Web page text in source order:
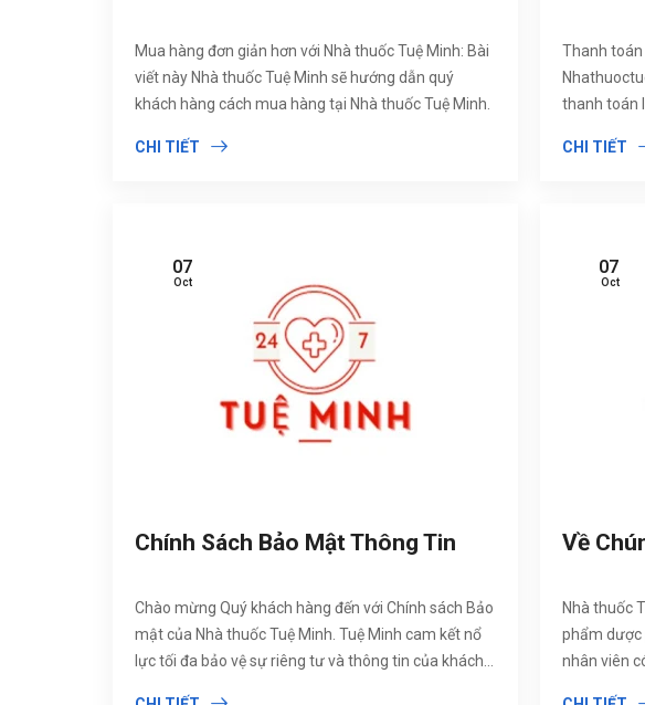
Mua hàng đơn giản hơn với Nhà thuốc Tuệ Minh: Bài
viết này Nhà thuốc Tuệ Minh sẽ hướng dẫn quý
khách hàng cách mua hàng tại Nhà thuốc Tuệ Minh.
CHI TIẾT
Thanh toán
thanh toán
CHI TIẾT
07
Oct
Chính Sách Bảo Mật Thông Tin
Chào mừng Quý khách hàng đến với Chính sách Bảo
mật của Nhà thuốc Tuệ Minh. Tuệ Minh cam kết nổ
lực tối đa bảo vệ sự riêng tư và thông tin của khách
07
Oct
Về
Nhà thuốc
phẩm dược
nhân viên